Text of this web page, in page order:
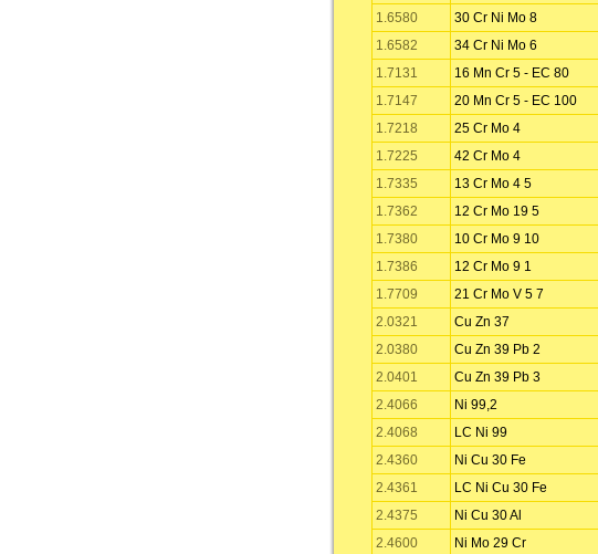
1.6580
30 Cr Ni Mo 8
1.6582
34 Cr Ni Mo 6
1.7131
16 Mn Cr 5 - EC 80
1.7147
20 Mn Cr 5 - EC 100
1.7218
25 Cr Mo 4
1.7225
42 Cr Mo 4
1.7335
13 Cr Mo 4 5
1.7362
12 Cr Mo 19 5
1.7380
10 Cr Mo 9 10
1.7386
12 Cr Mo 9 1
1.7709
21 Cr Mo V 5 7
2.0321
Cu Zn 37
2.0380
Cu Zn 39 Pb 2
2.0401
Cu Zn 39 Pb 3
2.4066
Ni 99,2
2.4068
LC Ni 99
2.4360
Ni Cu 30 Fe
2.4361
LC Ni Cu 30 Fe
2.4375
Ni Cu 30 Al
2.4600
Ni Mo 29 Cr